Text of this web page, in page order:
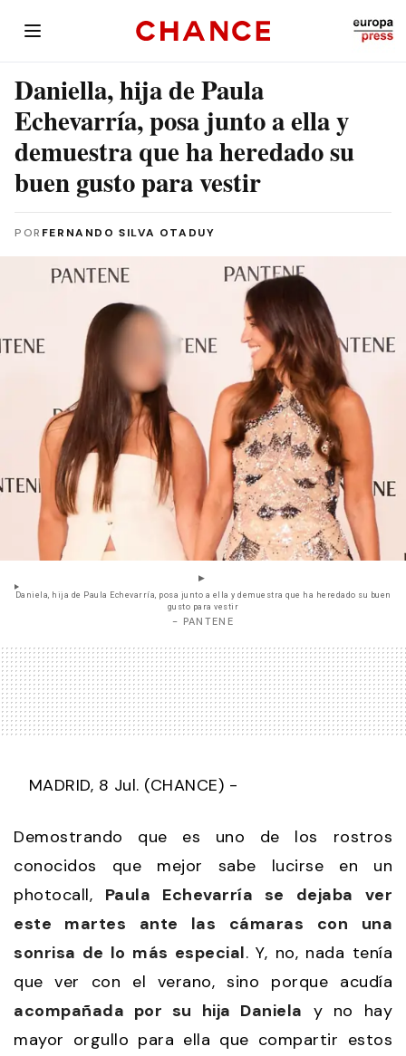
Daniella, hija de Paula
Echevarría, posa junto a ella y
demuestra que ha heredado su
buen gusto para vestir
POR FERNANDO SILVA OTADUY
Daniela, hija de Paula Echevarría, posa junto a ella y demuestra que ha heredado su buen
gusto para vestir
- PANTENE
MADRID, 8 Jul. (CHANCE) -
Demostrando que es uno de los rostros
conocidos que mejor sabe lucirse en un
photocall, Paula Echevarría se dejaba ver
este martes ante las cámaras con una
sonrisa de lo más especial. Y, no, nada tenía
que ver con el verano, sino porque acudía
acompañada por su hija Daniela y no hay
mayor orgullo para ella que compartir estos